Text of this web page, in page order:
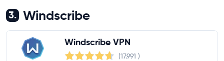
3. Windscribe
Windscribe VPN
(17.991 )